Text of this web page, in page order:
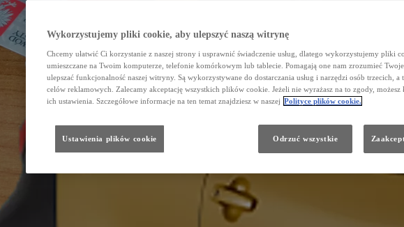
Wykorzystujemy pliki cookie, aby ulepszyć naszą witrynę
Chcemy ułatwić Ci korzystanie z naszej strony i usprawnić świadczenie usług, dlatego wykorzystujemy pliki
umieszczane na Twoim komputerze, telefonie komórkowym lub tablecie. Pomagają one nam zrozumieć
ulepszać funkcjonalność naszej witryny. Są wykorzystywane do dostarczania usług i narzędzi osób trzecich, a
celów reklamowych. Zalecamy akceptację wszystkich plików cookie. Jeżeli nie wyrażasz na to zgody, możesz
ich ustawienia. Szczegółowe informacje na ten temat znajdziesz w naszej Polityce plików cookie.
Ustawienia plików cookie Odrzuć wszystkie